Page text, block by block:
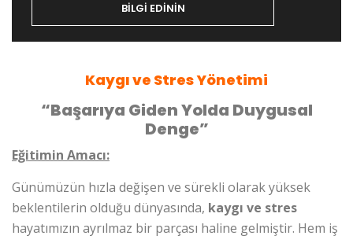
BILGI EDININ
Kaygı ve Stres Yönetimi
“Başarıya Giden Yolda Duygusal
Denge”
Eğitimin Amacı:
Günümüzün hızla değişen ve sürekli olarak yüksek
beklentilerin olduğu dünyasında, kaygı ve stres
hayatımızın ayrılmaz bir parçası haline gelmiştir. Hem iş